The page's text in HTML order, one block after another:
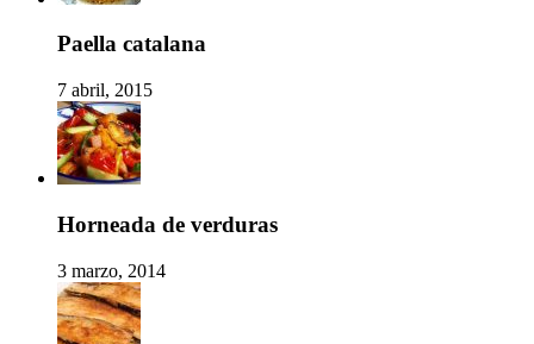
Paella catalana
7 abril, 2015
Horneada de verduras
3 marzo, 2014